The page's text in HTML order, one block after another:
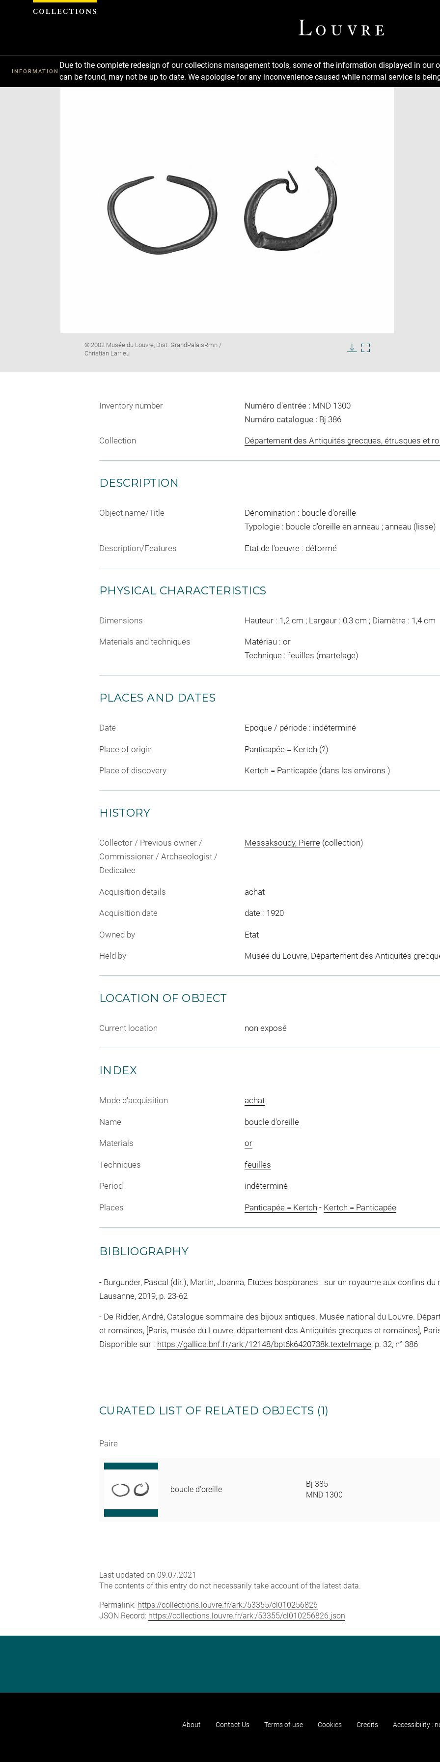
INFORMATION
Due to the complete redesign of our collections management tools, some of the information displayed in
can be found, may not be up to date. We apologise for any inconvenience caused while normal service is
Image
caption:
© 2002 Musée du Louvre, Dist. GrandPalaisRmn /
Christian Larrieu
Inventory number Numéro d'entrée : MND 1300
Numéro catalogue : Bj 386
Collection Département des Antiquités grecques, étrusques et
DESCRIPTION
Object name/Title
Dénomination : boucle d'oreille
Typologie : boucle d'oreille en anneau ; anneau (lisse)
Description/Features Etat de l'oeuvre : déformé
PHYSICAL CHARACTERISTICS
Dimensions Hauteur : 1,2 cm ; Largeur : 0,3 cm ; Diamètre : 1,4 cm
Materials and techniques
Matériau : or
Technique : feuilles (martelage)
PLACES AND DATES
Date Epoque / période : indéterminé
Place of origin Panticapée = Kertch (?)
Place of discovery Kertch = Panticapée (dans les environs )
HISTORY
Collector / Previous owner /
Commissioner / Archaeologist /
Dedicatee
Messaksoudy, Pierre(collection)
Acquisition details achat
Acquisition date date : 1920
Owned by Etat
Held by Musée du Louvre, Département des Antiquités
LOCATION OF OBJECT
Current location non exposé
INDEX
Mode d'acquisition achat
Name boucle d'oreille
Materials or
Techniques feuilles
Period indéterminé
Places Panticapée = Kertch - Kertch = Panticapée
BIBLIOGRAPHY
Burgunder, Pascal (dir.), Martin, Joanna, Etudes bosporanes : sur un royaume aux confins
Lausanne, 2019, p. 23-62
De Ridder, André, Catalogue sommaire des bijoux antiques. Musée national du Louvre.
et romaines, [Paris, musée du Louvre, département des Antiquités grecques et romaines],
Disponible sur : https://gallica.bnf.fr/ark:/12148/bpt6k6420738k.texteImage, p. 32, n° 386
CURATED LIST OF RELATED OBJECTS (1)
Paire
boucle d'oreille
Bj 385
MND 1300
Last updated on 09.07.2021
The contents of this entry do not necessarily take account of the latest data.
Permalink: https://collections.louvre.fr/ark:/53355/cl010256826
JSON Record: https://collections.louvre.fr/ark:/53355/cl010256826.json
About Contact Us Terms of use Cookies Credits Accessibility :
Cookies management panel